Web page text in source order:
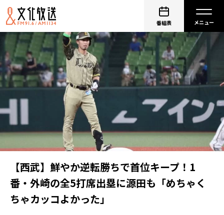
番組表
【西武】鮮やか逆転勝ちで首位キープ！1
番・外崎の全5打席出塁に源田も「めちゃく
ちゃカッコよかった」